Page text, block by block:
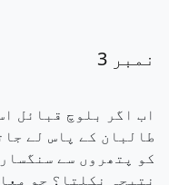
نمبر 3
اب اگر بلوچ قبائل
طالبان کے پاس لے
کو پتھروں سے
نتیجہ نکلتا؟ جو